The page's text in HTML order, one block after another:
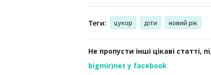
Теги: цукор діти новий рік
Не пропусти інші цікаві статті,
bigmir)net у facebook